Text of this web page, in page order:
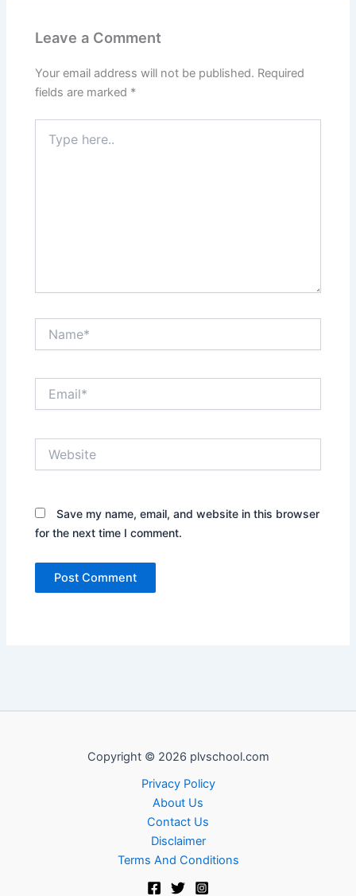
Leave a Comment
Your email address will not be published. Required
fields are marked *
here..
Save my name, email, and website in this browser
for the next time I comment.
Copyright © 2026 plvschool.com
Privacy Policy
About Us
Contact Us
Disclaimer
Terms And Conditions